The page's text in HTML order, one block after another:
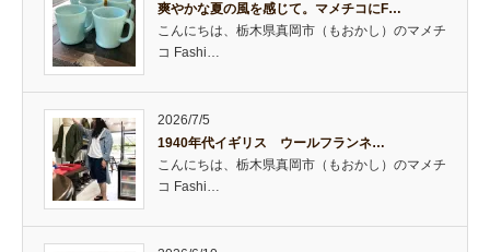
爽やかな夏の風を感じて。マメチコにF…
こんにちは、栃木県真岡市（もおかし）のマメチ
コ Fashi…
2026/7/5
1940年代イギリス ウールフランネ…
こんにちは、栃木県真岡市（もおかし）のマメチ
コ Fashi…